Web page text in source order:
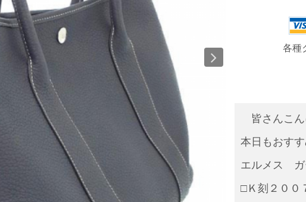
各種
皆さんこ
本日もおす
エルメス
□Ｋ刻２００